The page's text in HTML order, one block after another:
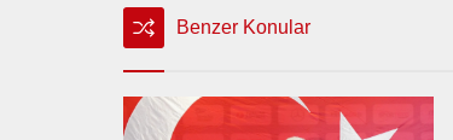
Benzer Konular